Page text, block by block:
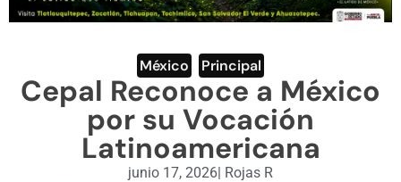
DEPORTES
ENGLISH SECTION
VIDEOS
México Principal
Cepal Reconoce a México
por su Vocación
Latinoamericana
junio 17, 2026| Rojas R